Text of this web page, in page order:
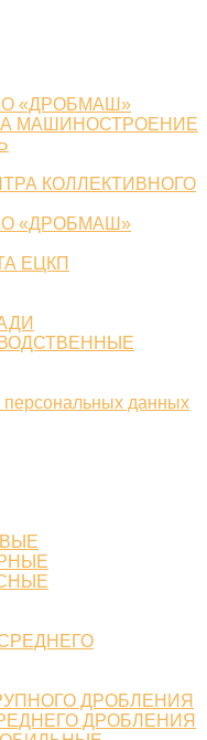
«ДРОБМАШ»
МАШИНОСТРОЕНИЕ
КОЛЛЕКТИВНОГО
«ДРОБМАШ»
ЕЦКП
персональных данных
ДРОБЛЕНИЯ
ДРОБЛЕНИЯ